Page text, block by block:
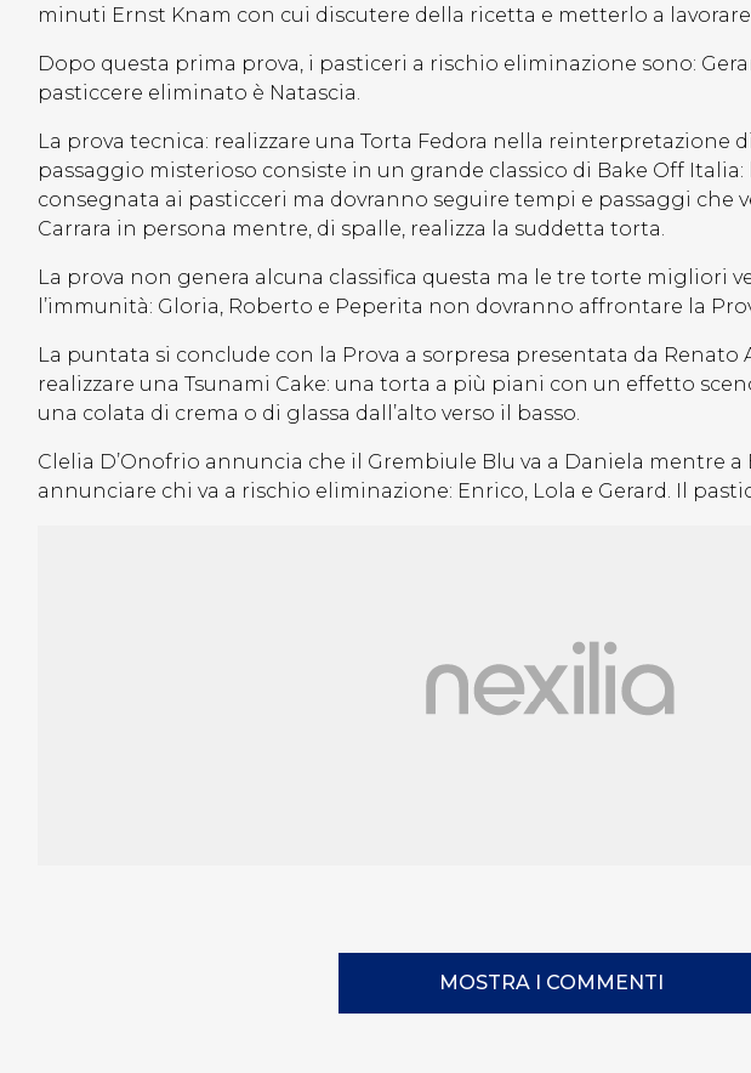
minuti Ernst Knam con cui discutere della ricetta e metterlo a
Dopo questa prima prova, i pasticeri a rischio eliminazione sono:
pasticcere eliminato è Natascia.
La prova tecnica: realizzare una Torta Fedora nella reinterpretazione
passaggio misterioso consiste in un grande classico di Bake Off
consegnata ai pasticceri ma dovranno seguire tempi e passaggi che
Carrara in persona mentre, di spalle, realizza la suddetta torta.
La prova non genera alcuna classifica questa ma le tre torte migliori
l’immunità: Gloria, Roberto e Peperita non dovranno affrontare la
La puntata si conclude con la Prova a sorpresa presentata da Renato
realizzare una Tsunami Cake: una torta a più piani con un effetto
una colata di crema o di glassa dall’alto verso il basso.
Clelia D’Onofrio annuncia che il Grembiule Blu va a Daniela mentre
annunciare chi va a rischio eliminazione: Enrico, Lola e Gerard. Il
MOSTRA I COMMENTI